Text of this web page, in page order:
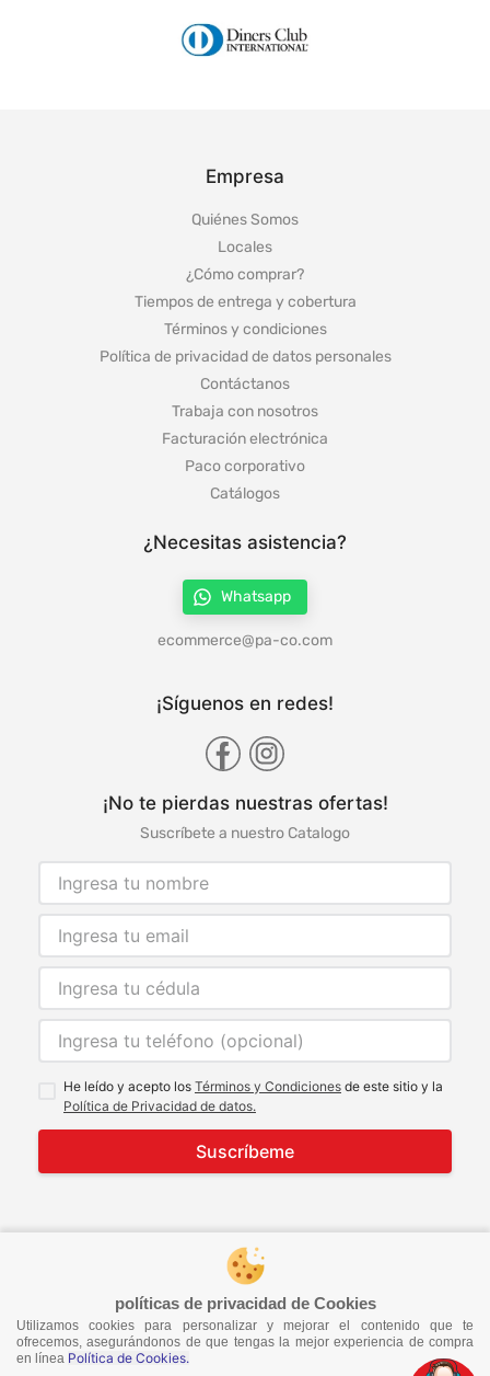
políticas de privacidad de Cookies
Utilizamos cookies para personalizar y mejorar el contenido que te
ofrecemos, asegurándonos de que tengas la mejor experiencia de compra
en línea Política de Cookies.
Empresa
Quiénes Somos
Locales
¿Cómo comprar?
Tiempos de entrega y cobertura
Términos y condiciones
Política de privacidad de datos personales
Contáctanos
Trabaja con nosotros
Facturación electrónica
Paco corporativo
Catálogos
¿Necesitas asistencia?
Whatsapp
ecommerce@pa-co.com
¡Síguenos en redes!
¡No te pierdas nuestras ofertas!
Suscríbete a nuestro Catalogo
He leído y acepto los Términos y Condiciones de este sitio y la
Política de Privacidad de datos.
Suscríbeme
© 2021 Todos los derechos reservados
developed by